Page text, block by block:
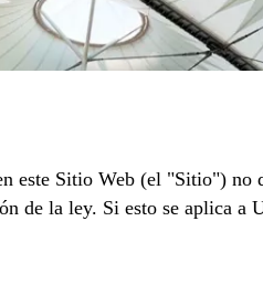
este Sitio Web (el "Sitio") no
de la ley. Si esto se aplica a